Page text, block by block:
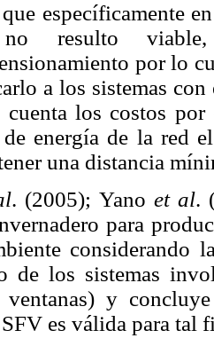
específicamente
no resulto
por lo
a los sistemas
cuenta los costos
de energía de la red
una distancia
. (2005); Yano et al.
para
considerando
de los sistemas
ventanas) y
es válida para tal